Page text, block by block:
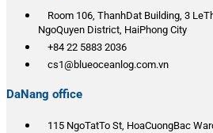
Room 106, ThanhDat Building, 3
NgoQuyen District, HaiPhong City
+84 22 5883 2036
cs1@blueoceanlog.com.vn
DaNang office
115 NgoTatTo St, HoaCuongBac